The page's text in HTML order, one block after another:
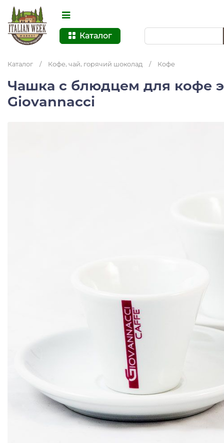
Каталог
Каталог / Кофе, чай, горячий шоколад / Кофе
Чашка с блюдцем для кофе
Giovannacci